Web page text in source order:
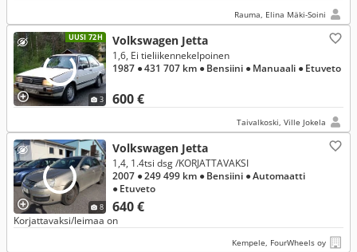
Rauma, Elina Mäki-Soini
UUSI 72H
3
Volkswagen Jetta
600 €
1,6, Ei tieliikennekelpoinen
1987 ● 431 707 km ● Bensiini ● Manuaali ● Etuveto
Taivalkoski, Ville Jokela
8
Volkswagen Jetta
640 €
1,4, 1.4tsi dsg /KORJATTAVAKSI
2007 ● 249 499 km ● Bensiini ● Automaatti
● Etuveto
Korjattavaksi/leimaa on
Kempele, FourWheels oy